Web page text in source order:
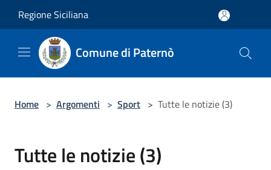
Regione Siciliana
Comune di Paternò
Home > Argomenti > Sport > Tutte le notizie (3)
Tutte le notizie (3)